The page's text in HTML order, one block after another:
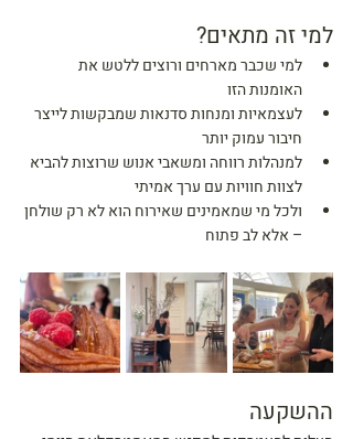
למי זה מתאים?
למי שכבר מארחים ורוצים ללטש את
האומנות הזו
לעצמאיות ומנחות סדנאות שמבקשות לייצר
חיבור עמוק יותר
למנהלות רווחה ומשאבי אנוש שרוצות להביא
לצוות חוויות עם ערך אמיתי
ולכל מי שמאמינים שאירוח הוא לא רק שולחן
– אלא לב פתוח
ההשקעה